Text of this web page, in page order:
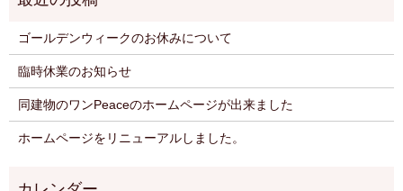
ゴールデンウィークのお休みについて
臨時休業のお知らせ
同建物のワンPeaceのホームページが出来ました
ホームページをリニューアルしました。